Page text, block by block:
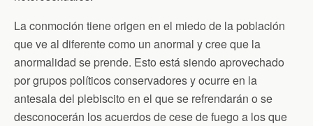
La conmoción tiene origen en el miedo de la población
que ve al diferente como un anormal y cree que la
anormalidad se prende. Esto está siendo aprovechado
por grupos políticos conservadores y ocurre en la
antesala del plebiscito en el que se refrendarán o se
desconocerán los acuerdos de cese de fuego a los que